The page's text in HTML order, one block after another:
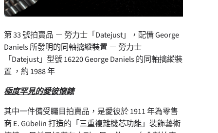
第 33 號拍賣品 － 勞力士「Datejust」，配備 George
Daniels 所發明的同軸擒縱裝置 － 勞力士
「Datejust」型號 16220 George Daniels 的同軸擒縱裝
置 ，約 1988 年
極度罕見的愛彼懷錶
其中一件備受矚目拍賣品，是愛彼於 1911 年為零售
商 E. Gübelin 打造的「三重複雜機芯功能」裝飾藝術